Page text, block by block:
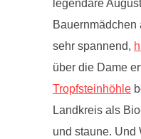
legendäre
sehr spannend,
über die Dame
Tropfsteinhöhle
Landkreis als
und staune. Und